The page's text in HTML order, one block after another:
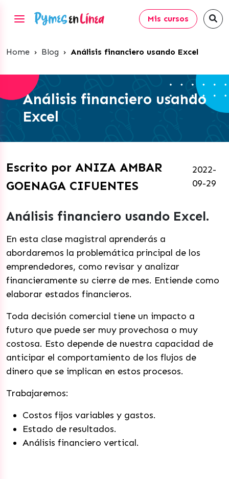
Mis cursos
Home › Blog › Análisis financiero usando Excel
Análisis financiero usando
Excel
Escrito por ANIZA AMBAR
GOENAGA CIFUENTES
2022-
09-29
Análisis financiero usando Excel.
En esta clase magistral aprenderás a
abordaremos la problemática principal de los
emprendedores, como revisar y analizar
financieramente su cierre de mes. Entiende como
elaborar estados financieros.
Toda decisión comercial tiene un impacto a
futuro que puede ser muy provechosa o muy
costosa. Esto depende de nuestra capacidad de
anticipar el comportamiento de los flujos de
dinero que se implican en estos procesos.
Trabajaremos:
Costos fijos variables y gastos.
Estado de resultados.
Análisis financiero vertical.